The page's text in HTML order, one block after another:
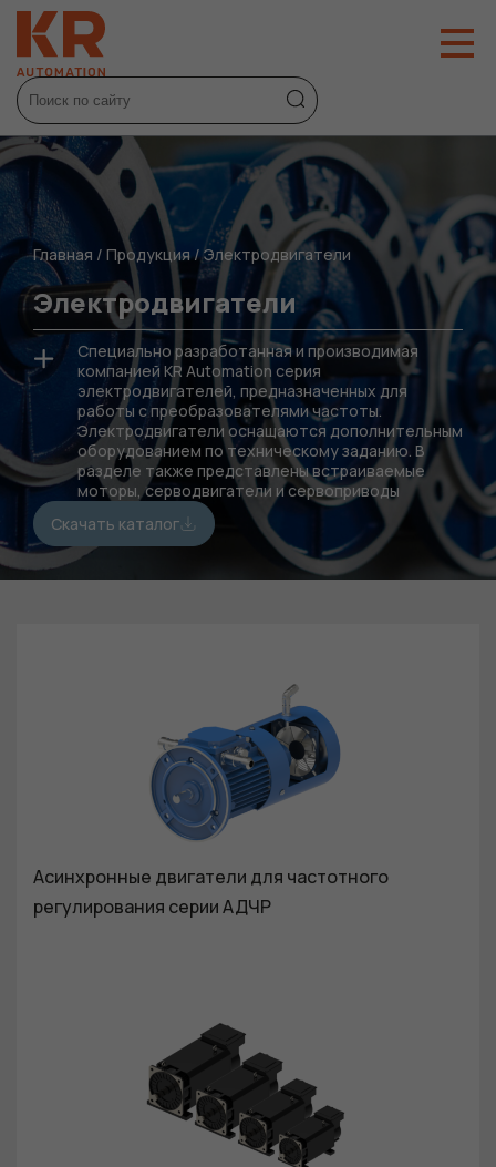
Главная / Продукция/Электродвигатели
Электродвигатели
Специально разработанная и производимая
компанией KR Automation серия
электродвигателей, предназначенных для
работы с преобразователями частоты.
Электродвигатели оснащаются дополнительным
оборудованием по техническому заданию. В
разделе также представлены встраиваемые
моторы, серводвигатели и сервоприводы
Скачать каталог
Асинхронные двигатели для частотного
регулирования серии АДЧР